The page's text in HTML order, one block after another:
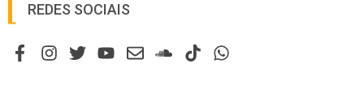
REDES SOCIAIS